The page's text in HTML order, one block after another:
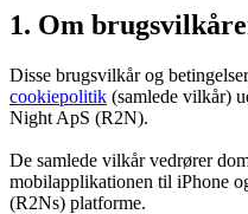
1. Om
Disse brugsvilkår og
cookiepolitik (samlede vilkår)
Night ApS (R2N).
De samlede vilkår vedrører
mobilapplikationen til iPhone
(R2Ns) platforme.